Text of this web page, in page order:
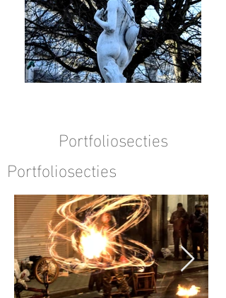
Portfoliosecties
Portfoliosecties